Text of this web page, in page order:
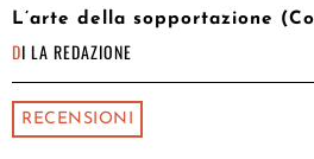
L’arte della sopportazione
DI LA REDAZIONE
RECENSIONI